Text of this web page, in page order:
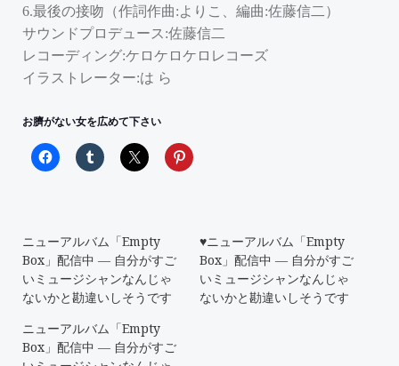
6.最後の接吻（作詞作曲:よりこ、編曲:佐藤信二）
サウンドプロデュース:佐藤信二
レコーディング:ケロケロケロレコーズ
イラストレーター:は ら
お臍がない女を広めて下さい
ニューアルバム「Empty
Box」配信中 ― 自分がすご
いミュージシャンなんじゃ
ないかと勘違いしそうです
♥ニューアルバム「Empty
Box」配信中 ― 自分がすご
いミュージシャンなんじゃ
ないかと勘違いしそうです
ニューアルバム「Empty
Box」配信中 ― 自分がすご